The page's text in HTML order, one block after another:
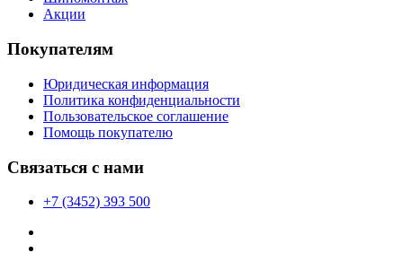
Акции
Покупателям
Юридическая информация
Политика конфиденциальности
Пользовательское соглашение
Помощь покупателю
Связаться с нами
+7 (3452) 393 500